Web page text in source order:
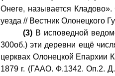
Онеге, называется
уезда // Вестник Олонецкого
(3) В исповедной
300об.) эти деревни ещё
церквах Олонецкой Епархии
1879 г. (ГААО. Ф.1342. Оп.2.